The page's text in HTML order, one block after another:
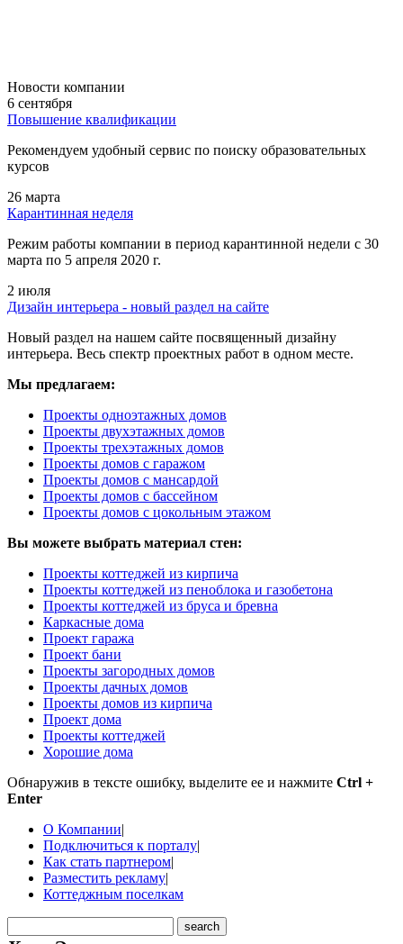
Новости компании
6 сентября
Повышение квалификации
Рекомендуем удобный сервис по поиску образовательных
курсов
26 марта
Карантинная неделя
Режим работы компании в период карантинной недели c 30
марта по 5 апреля 2020 г.
2 июля
Дизайн интерьера - новый раздел на сайте
Новый раздел на нашем сайте посвященный дизайну
интерьера. Весь спектр проектных работ в одном месте.
Мы предлагаем:
Проекты одноэтажных домов
Проекты двухэтажных домов
Проекты трехэтажных домов
Проекты домов с гаражом
Проекты домов с мансардой
Проекты домов с бассейном
Проекты домов с цокольным этажом
Вы можете выбрать материал стен:
Проекты коттеджей из кирпича
Проекты коттеджей из пеноблока и газобетона
Проекты коттеджей из бруса и бревна
Каркасные дома
Проект гаража
Проект бани
Проекты загородных домов
Проекты дачных домов
Проекты домов из кирпича
Проект дома
Проекты коттеджей
Хорошие дома
Обнаружив в тексте ошибку, выделите ее и нажмите Ctrl +
Enter
О Компании|
Подключиться к порталу|
Как стать партнером|
Разместить рекламу|
Коттеджным поселкам